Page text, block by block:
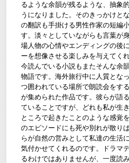
るような余韻が残るような、抽象
うになりました。そのきっかけと
の翻訳も手掛ける男性作家の短編
す。淡々としていながらも言葉が
場人物の心情やエンディングの後
ーを想像させる楽しみを与えてく
今読んでいる小説もまたそんな余
物語です。海外旅行中に人質とな
つ囲われている場所で朗読会をす
が集められた作品です。彼らが語
ていることですが、どれも私が生
ところで起きたことのような感覚
のエピソードにも死や別れが散り
らが自然の営みとして私達の生活
気付かせてくれるのです。ドラマ
るわけではありませんが、一度読